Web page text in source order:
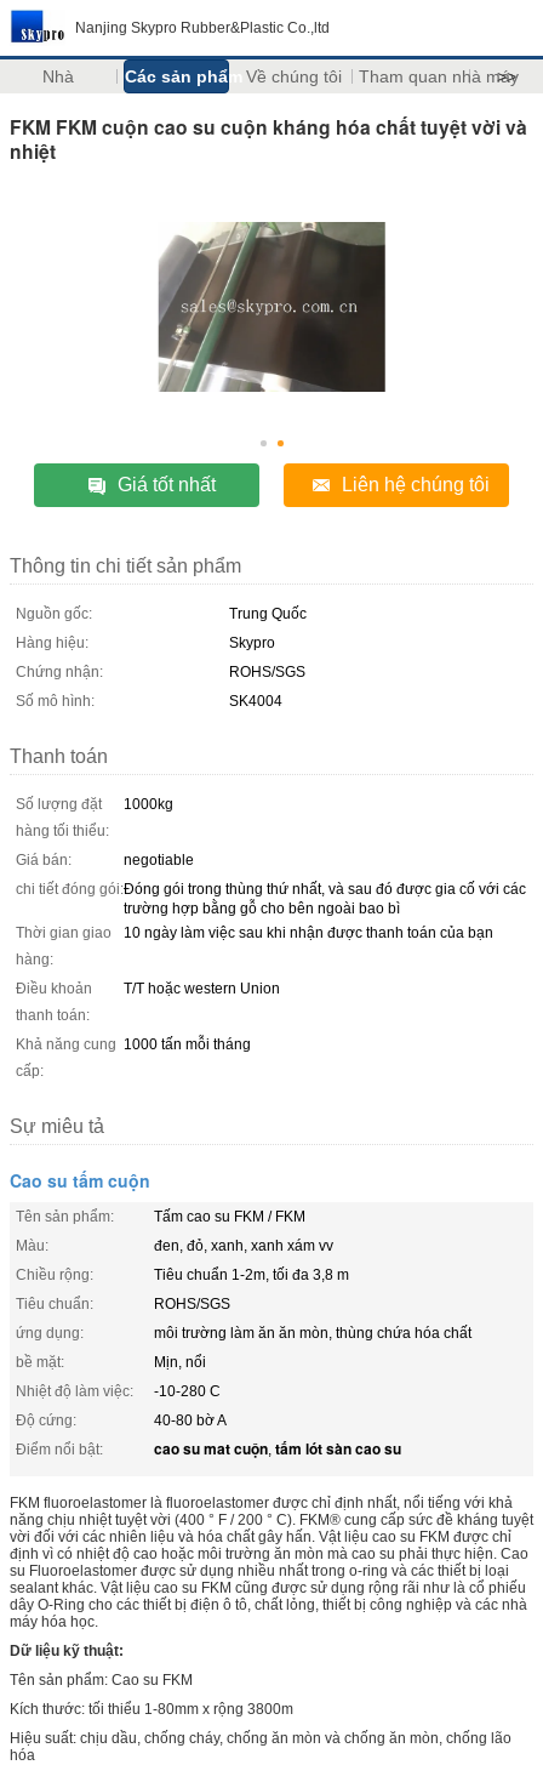
Nanjing Skypro Rubber&Plastic Co.,ltd
Nhà Các sản phẩm Về chúng tôi Tham quan nhà máy
>>
FKM FKM cuộn cao su cuộn kháng hóa chất tuyệt vời và
nhiệt
Giá tốt nhất Liên hệ chúng tôi
Thông tin chi tiết sản phẩm
Nguồn gốc:
Trung Quốc
Hàng hiệu:
Skypro
Chứng nhận:
ROHS/SGS
Số mô hình:
SK4004
Thanh toán
Số lượng đặt
hàng tối thiểu:
1000kg
Giá bán:
negotiable
chi tiết đóng gói:Đóng gói trong thùng thứ nhất, và sau đó được gia cố với các
trường hợp bằng gỗ cho bên ngoài bao bì
Thời gian giao
hàng:
10 ngày làm việc sau khi nhận được thanh toán của bạn
Điều khoản
thanh toán:
T/T hoặc western Union
Khả năng cung
cấp:
1000 tấn mỗi tháng
Sự miêu tả
Cao su tấm cuộn
Tên sản phẩm:
Tấm cao su FKM / FKM
Màu:
đen, đỏ, xanh, xanh xám vv
Chiều rộng:
Tiêu chuẩn 1-2m, tối đa 3,8 m
Tiêu chuẩn:
ROHS/SGS
ứng dụng:
môi trường làm ăn ăn mòn, thùng chứa hóa chất
bề mặt:
Mịn, nổi
Nhiệt độ làm việc:
-10-280 C
Độ cứng:
40-80 bờ A
Điểm nổi bật:
cao su mat cuộn, tấm lót sàn cao su
FKM fluoroelastomer là fluoroelastomer được chỉ định nhất, nổi tiếng với khả
năng chịu nhiệt tuyệt vời (400 ° F / 200 ° C). FKM® cung cấp sức đề kháng tuyệt
vời đối với các nhiên liệu và hóa chất gây hấn. Vật liệu cao su FKM được chỉ
định vì có nhiệt độ cao hoặc môi trường ăn mòn mà cao su phải thực hiện. Cao
su Fluoroelastomer được sử dụng nhiều nhất trong o-ring và các thiết bị loại
sealant khác. Vật liệu cao su FKM cũng được sử dụng rộng rãi như là cổ phiếu
dây O-Ring cho các thiết bị điện ô tô, chất lỏng, thiết bị công nghiệp và các nhà
máy hóa học.
Dữ liệu kỹ thuật:
Tên sản phẩm: Cao su FKM
Kích thước: tối thiểu 1-80mm x rộng 3800m
Hiệu suất: chịu dầu, chống cháy, chống ăn mòn và chống ăn mòn, chống lão
hóa